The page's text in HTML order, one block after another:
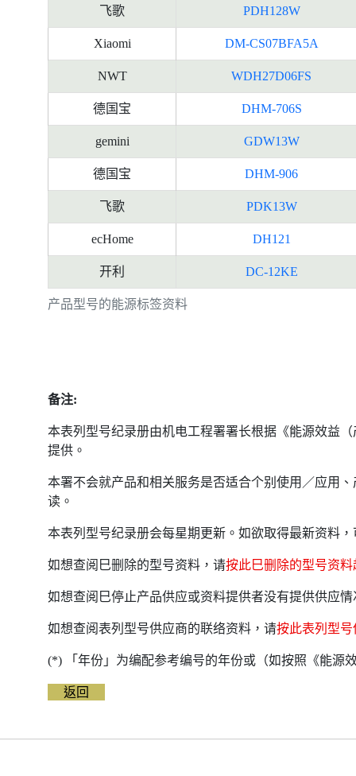
产品型号的能源标签资料
飞歌 PDH128W
Xiaomi DM-CS07BFA5A
NWT WDH27D06FS
德国宝 DHM-706S
gemini GDW13W
德国宝 DHM-906
飞歌 PDK13W
ecHome DH121
开利 DC-12KE
备注:
本表列型号纪录册由机电工程署署长根据《能源效益
提供。
本署不会就产品和相关服务是否适合个别使用／应用
读。
本表列型号纪录册会每星期更新。如欲取得最新资料
如想查阅巳删除的型号资料，请按此巳删除的型号资料
如想查阅巳停止产品供应或资料提供者没有提供供应
如想查阅表列型号供应商的联络资料，请按此表列型
(*) 「年份」为编配参考编号的年份或（如按照《能源
返回